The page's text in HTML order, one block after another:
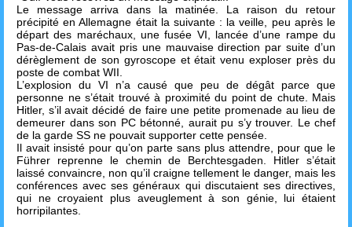
Le message arriva dans la matinée. La raison du retour
précipité en Allemagne était la suivante : la veille, peu après le
départ des maréchaux, une fusée VI, lancée d’une rampe du
Pas-de-Calais avait pris une mauvaise direction par suite d’un
dérèglement de son gyroscope et était venu exploser près du
poste de combat WII.
L’explosion du VI n’a causé que peu de dégât parce que
personne ne s’était trouvé à proximité du point de chute. Mais
Hitler, s’il avait décidé de faire une petite promenade au lieu de
demeurer dans son PC bétonné, aurait pu s’y trouver. Le chef
de la garde SS ne pouvait supporter cette pensée.
Il avait insisté pour qu’on parte sans plus attendre, pour que le
Führer reprenne le chemin de Berchtesgaden. Hitler s’était
laissé convaincre, non qu’il craigne tellement le danger, mais les
conférences avec ses généraux qui discutaient ses directives,
qui ne croyaient plus aveuglement à son génie, lui étaient
horripilantes.